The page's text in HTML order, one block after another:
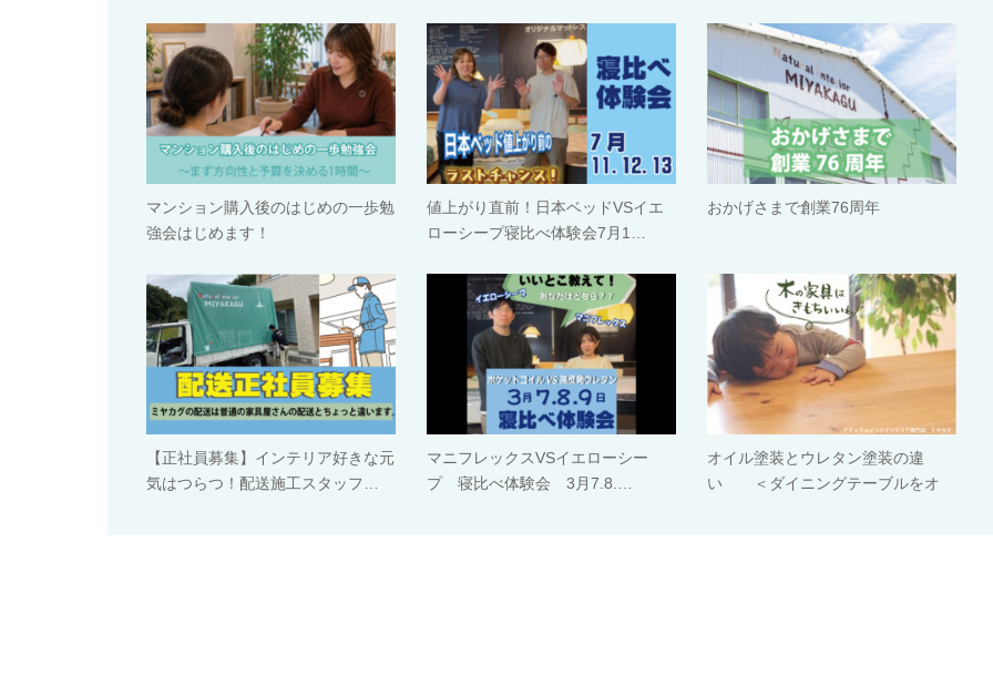
マンション購入後のはじめの一歩勉
強会はじめます！
値上がり直前！日本ベッドVSイエ
ローシープ寝比べ体験会7月1…
おかげさまで創業76周年
【正社員募集】インテリア好きな元
気はつらつ！配送施工スタッフ…
マニフレックスVSイエローシー
プ 寝比べ体験会 3月7.8.…
オイル塗装とウレタン塗装の違
い ＜ダイニングテーブルをオ